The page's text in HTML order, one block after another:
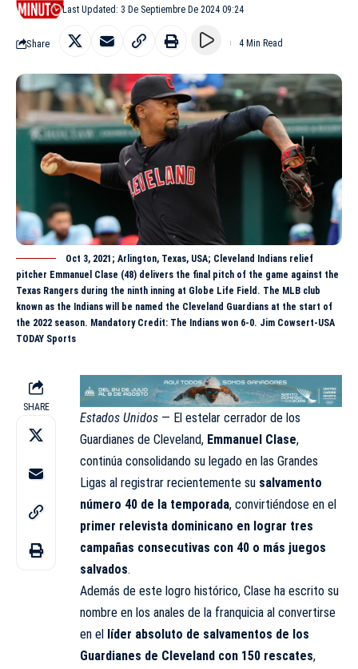
Last Updated: 3 De Septiembre De 2024 09:24
Share 4 Min Read
Oct 3, 2021; Arlington, Texas, USA; Cleveland Indians relief
pitcher Emmanuel Clase (48) delivers the final pitch of the game against the
Texas Rangers during the ninth inning at Globe Life Field. The MLB club
known as the Indians will be named the Cleveland Guardians at the start of
the 2022 season. Mandatory Credit: The Indians won 6-0. Jim Cowsert-USA
TODAY Sports
SHARE
Estados Unidos — El estelar cerrador de los
Guardianes de Cleveland, Emmanuel Clase,
continúa consolidando su legado en las Grandes
Ligas al registrar recientemente su salvamento
número 40 de la temporada, convirtiéndose en el
primer relevista dominicano en lograr tres
campañas consecutivas con 40 o más juegos
salvados.
Además de este logro histórico, Clase ha escrito su
nombre en los anales de la franquicia al convertirse
en el
líder absoluto de salvamentos de los
Guardianes de Cleveland con 150 rescates,